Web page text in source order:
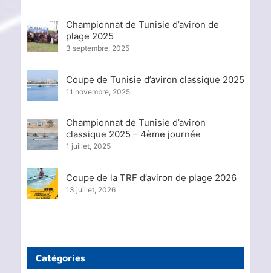
Championnat de Tunisie d’aviron de
plage 2025
3 septembre, 2025
Coupe de Tunisie d’aviron classique 2025
11 novembre, 2025
Championnat de Tunisie d’aviron
classique 2025 – 4ème journée
1 juillet, 2025
Coupe de la TRF d’aviron de plage 2026
13 juillet, 2026
Catégories